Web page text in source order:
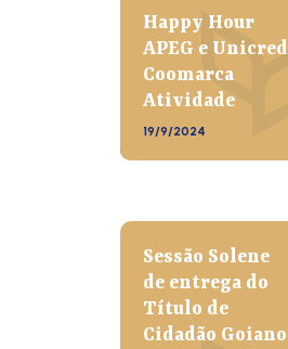
Happy Hour
APEG e Unicred
Coomarca
Atividade
19/9/2024
Sessão Solene
de entrega do
Título de
Cidadão Goiano